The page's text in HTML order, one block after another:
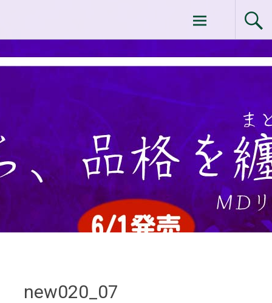
テ
ツ
プ
ドクターイシイのエムディ化粧品 |エム
ディ化粧品 下関サロン
new020_07